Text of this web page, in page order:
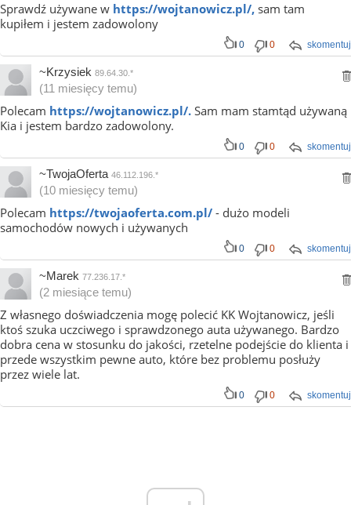
Sprawdź używane w https://wojtanowicz.pl/, sam tam
kupiłem i jestem zadowolony
skomentuj
0 0
~Krzysiek 89.64.30.*
(11 miesięcy temu)
Polecam https://wojtanowicz.pl/. Sam mam stamtąd używaną
Kia i jestem bardzo zadowolony.
skomentuj
0 0
~TwojaOferta 46.112.196.*
(10 miesięcy temu)
Polecam https://twojaoferta.com.pl/ - dużo modeli
samochodów nowych i używanych
skomentuj
0 0
~Marek 77.236.17.*
(2 miesiące temu)
Z własnego doświadczenia mogę polecić KK Wojtanowicz, jeśli
ktoś szuka uczciwego i sprawdzonego auta używanego. Bardzo
dobra cena w stosunku do jakości, rzetelne podejście do klienta i
przede wszystkim pewne auto, które bez problemu posłuży
przez wiele lat.
skomentuj
0 0